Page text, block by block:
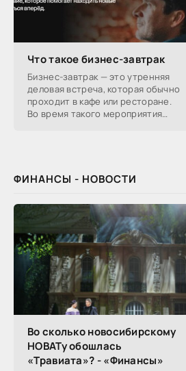
Что такое бизнес-завтрак
Бизнес-завтрак — это утренняя
деловая встреча, которая обычно
проходит в кафе или ресторане.
Во время такого мероприятия
ФИНАНСЫ - НОВОСТИ
Во сколько новосибирскому
НОВАТу обошлась
«Травиата»? - «Финансы»